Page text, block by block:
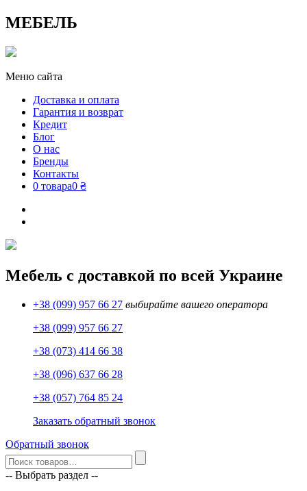
МЕБЕЛЬ
Меню сайта
Доставка и оплата
Гарантия и возврат
Кредит
Блог
О нас
Бренды
Контакты
0 товара0 ₴
Мебель с доставкой по всей Украине
+38 (099) 957 66 27 выбирайте вашего оператора
+38 (099) 957 66 27
+38 (073) 414 66 38
+38 (096) 637 66 28
+38 (057) 764 85 24
Заказать обратный звонок
Обратный звонок
-- Выбрать раздел --